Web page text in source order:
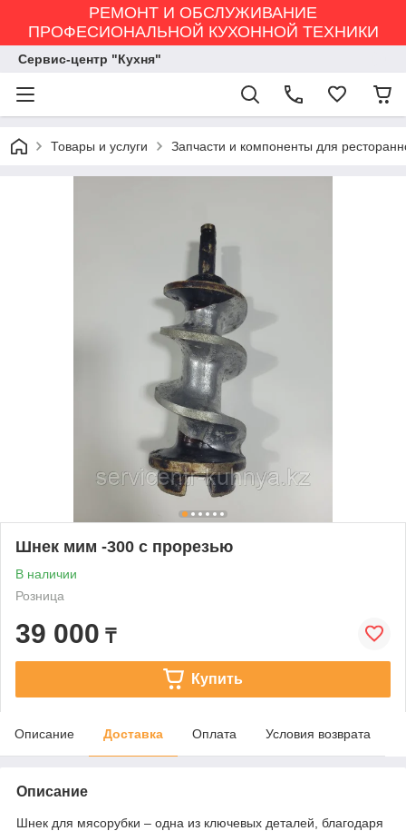
РЕМОНТ И ОБСЛУЖИВАНИЕ
ПРОФЕСИОНАЛЬНОЙ КУХОННОЙ ТЕХНИКИ
Сервис-центр "Кухня"
Товары и услуги Запчасти и компоненты для
Шнек мим -300 с прорезью
В наличии
Розница
39 000 ₸
Купить
Описание Доставка Оплата Условия возврата
Описание
Шнек для мясорубки – одна из ключевых деталей, благодаря